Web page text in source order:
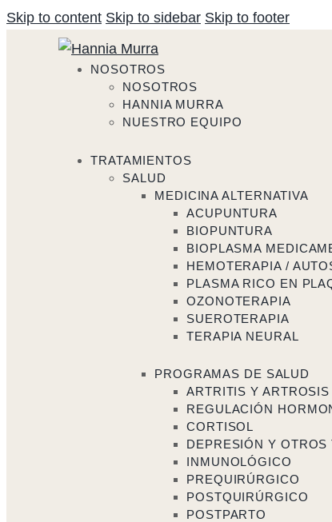
Skip to content Skip to sidebar Skip to footer
NOSOTROS
NOSOTROS
HANNIA MURRA
NUESTRO EQUIPO
TRATAMIENTOS
SALUD
MEDICINA ALTERNATIVA
ACUPUNTURA
BIOPUNTURA
BIOPLASMA
HEMOTERAPIA /
PLASMA RICO EN
OZONOTERAPIA
SUEROTERAPIA
TERAPIA NEURAL
PROGRAMAS DE SALUD
ARTRITIS Y ARTROSIS
REGULACIÓN
CORTISOL
DEPRESIÓN Y
INMUNOLÓGICO
PREQUIRÚRGICO
POSTQUIRÚRGICO
POSTPARTO